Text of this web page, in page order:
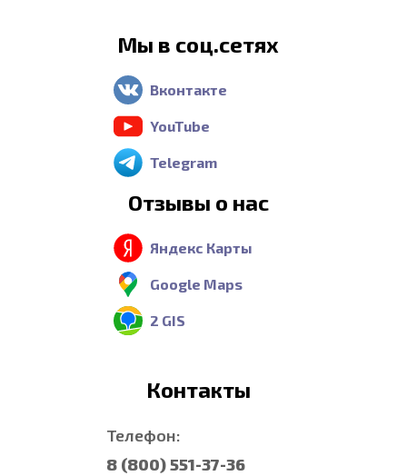
Мы в соц.сетях
Вконтакте
YouTube
Telegram
Отзывы о нас
Яндекс Карты
Google Maps
2 GIS
Контакты
Телефон:
8 (800) 551-37-36